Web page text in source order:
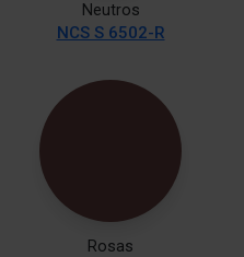
Neutros
NCS S 6502-R
Rosas